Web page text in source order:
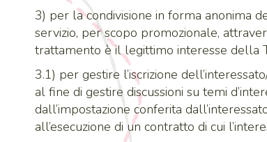
3) per la condivisione in forma anonima
servizio, per scopo promozionale,
trattamento è il legittimo interesse della
3.1) per gestire l’iscrizione
al fine di gestire discussioni su temi
dall’impostazione conferita
all’esecuzione di un contratto di cui